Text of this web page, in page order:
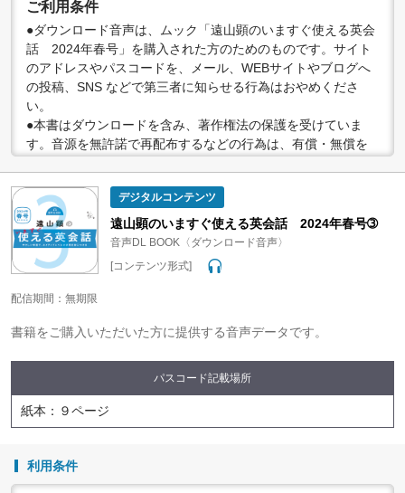
ご利用条件
●ダウンロード音声は、ムック「遠山顕のいますぐ使える英会
話 2024年春号」を購入された方のためのものです。サイト
のアドレスやパスコードを、メール、WEBサイトやブログへ
の投稿、SNS などで第三者に知らせる行為はおやめくださ
い。
●本書はダウンロードを含み、著作権法の保護を受けていま
す。音源を無許諾で再配布するなどの行為は、有償・無償を
●配信の方法やコンテンツの中身については、事前の告知なく
変更する場合がありますので、あらかじめご了承ください。
デジタルコンテンツ
遠山顕のいますぐ使える英会話 2024年春号➂
音声DL BOOK〈ダウンロード音声〉
[コンテンツ形式]
配信期間：無期限
書籍をご購入いただいた方に提供する音声データです。
パスコード記載場所
紙本：９ページ
利用条件